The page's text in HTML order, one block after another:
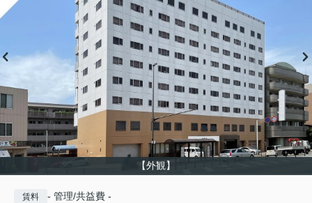
【外観】
賃料 - 管理/共益費 -